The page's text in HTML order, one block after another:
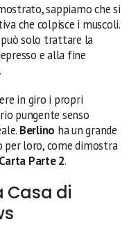
sappiamo che si
che colpisce i muscoli.
può solo trattare la
e alla fine
in giro i propri
pungente senso
Berlino ha un grande
per loro, come dimostra
Parte 2.
Casa di